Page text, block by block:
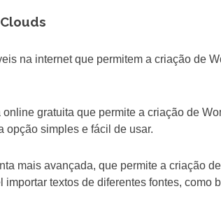
na internet que permitem a criação de
gratuita que permite a criação de
opção simples e fácil de usar.
mais avançada, que permite a criação
textos de diferentes fontes, como